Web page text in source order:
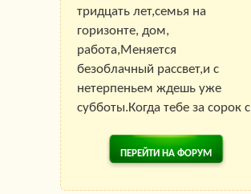
тридцать лет,семья на
горизонте, дом,
работа,Меняется
безоблачный рассвет,и с
нетерпеньем ждешь уже
субботы.Когда тебе за сорок с
ПЕРЕЙТИ НА ФОРУМ